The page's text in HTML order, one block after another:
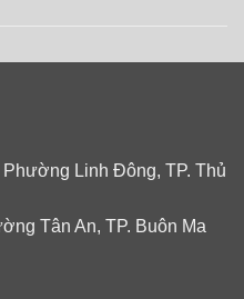
Phường Linh Đông, TP. Thủ
Tân An, TP. Buôn Ma